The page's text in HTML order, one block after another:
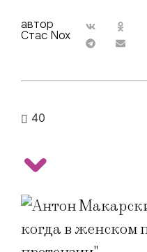
автор
Стас Nox
40